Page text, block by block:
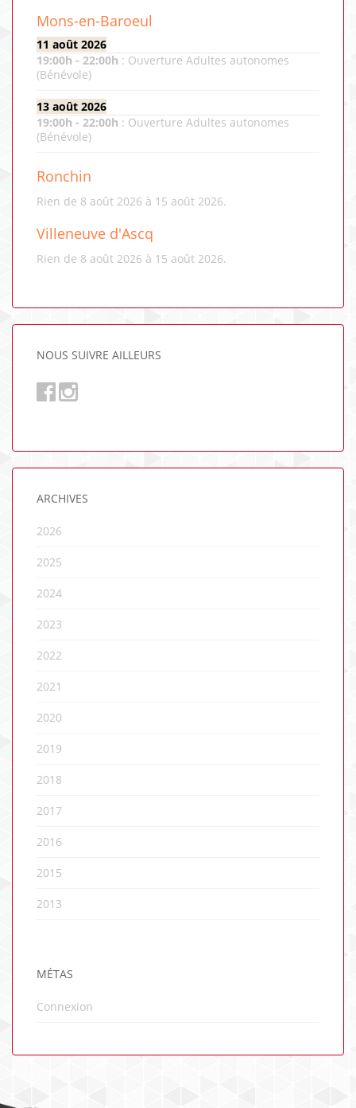
Mons-en-Baroeul
11 août 2026
19:00h - 22:00h : Ouverture Adultes autonomes
(Bénévole)
13 août 2026
19:00h - 22:00h : Ouverture Adultes autonomes
(Bénévole)
Ronchin
Rien de 8 août 2026 à 15 août 2026.
Villeneuve d'Ascq
Rien de 8 août 2026 à 15 août 2026.
NOUS SUIVRE AILLEURS
ARCHIVES
2026
2025
2024
2023
2022
2021
2020
2019
2018
2017
2016
2015
2013
MÉTAS
Connexion